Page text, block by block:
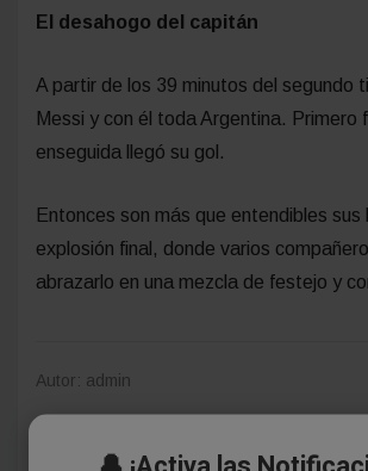
El desahogo del capitán
A partir de los 39 minutos del segundo
Messi y con él toda Argentina. Primero
enseguida llegó su gol.
Entonces son más que entendibles sus
explosión final, donde varios
abrazarlo en una mezcla de festejo y
Autor: admin